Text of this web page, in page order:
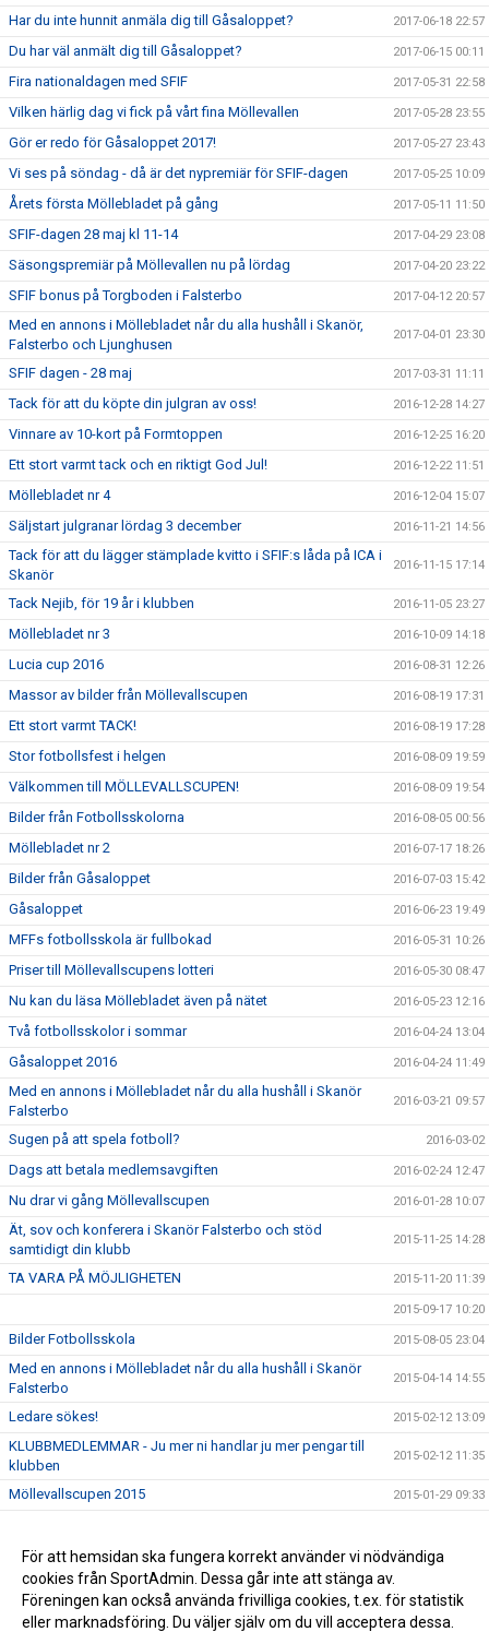
Har du inte hunnit anmäla dig till Gåsaloppet? 2017-06-18 22:57
Du har väl anmält dig till Gåsaloppet? 2017-06-15 00:11
Fira nationaldagen med SFIF 2017-05-31 22:58
Vilken härlig dag vi fick på vårt fina Möllevallen 2017-05-28 23:55
Gör er redo för Gåsaloppet 2017! 2017-05-27 23:43
Vi ses på söndag - då är det nypremiär för SFIF-dagen 2017-05-25 10:09
Årets första Möllebladet på gång 2017-05-11 11:50
SFIF-dagen 28 maj kl 11-14 2017-04-29 23:08
Säsongspremiär på Möllevallen nu på lördag 2017-04-20 23:22
SFIF bonus på Torgboden i Falsterbo 2017-04-12 20:57
Med en annons i Möllebladet når du alla hushåll i Skanör,
Falsterbo och Ljunghusen
2017-04-01 23:30
SFIF dagen - 28 maj 2017-03-31 11:11
Tack för att du köpte din julgran av oss! 2016-12-28 14:27
Vinnare av 10-kort på Formtoppen 2016-12-25 16:20
Ett stort varmt tack och en riktigt God Jul! 2016-12-22 11:51
Möllebladet nr 4 2016-12-04 15:07
Säljstart julgranar lördag 3 december 2016-11-21 14:56
Tack för att du lägger stämplade kvitto i SFIF:s låda på ICA i
Skanör
2016-11-15 17:14
Tack Nejib, för 19 år i klubben 2016-11-05 23:27
Möllebladet nr 3 2016-10-09 14:18
Lucia cup 2016 2016-08-31 12:26
Massor av bilder från Möllevallscupen 2016-08-19 17:31
Ett stort varmt TACK! 2016-08-19 17:28
Stor fotbollsfest i helgen 2016-08-09 19:59
Välkommen till MÖLLEVALLSCUPEN! 2016-08-09 19:54
Bilder från Fotbollsskolorna 2016-08-05 00:56
Möllebladet nr 2 2016-07-17 18:26
Bilder från Gåsaloppet 2016-07-03 15:42
Gåsaloppet 2016-06-23 19:49
MFFs fotbollsskola är fullbokad 2016-05-31 10:26
Priser till Möllevallscupens lotteri 2016-05-30 08:47
Nu kan du läsa Möllebladet även på nätet 2016-05-23 12:16
Två fotbollsskolor i sommar 2016-04-24 13:04
Gåsaloppet 2016 2016-04-24 11:49
Med en annons i Möllebladet når du alla hushåll i Skanör
Falsterbo
2016-03-21 09:57
Sugen på att spela fotboll? 2016-03-02
Dags att betala medlemsavgiften 2016-02-24 12:47
Nu drar vi gång Möllevallscupen 2016-01-28 10:07
Ät, sov och konferera i Skanör Falsterbo och stöd
samtidigt din klubb
2015-11-25 14:28
TA VARA PÅ MÖJLIGHETEN 2015-11-20 11:39
2015-09-17 10:20
Bilder Fotbollsskola 2015-08-05 23:04
Med en annons i Möllebladet når du alla hushåll i Skanör
Falsterbo
2015-04-14 14:55
Ledare sökes! 2015-02-12 13:09
KLUBBMEDLEMMAR - Ju mer ni handlar ju mer pengar till
klubben
2015-02-12 11:35
Möllevallscupen 2015 2015-01-29 09:33
Aktivera ditt spelkort - Stöd Skanör Falsterbo IF 2014-04-03 10:11
Stöd Skanör-Falsterbo IF, bli Bingolotto- prenumerant 2014-03-14 10:03
För att hemsidan ska fungera korrekt använder vi nödvändiga
cookies från SportAdmin. Dessa går inte att stänga av.
Föreningen kan också använda frivilliga cookies, t.ex. för statistik
eller marknadsföring. Du väljer själv om du vill acceptera dessa.